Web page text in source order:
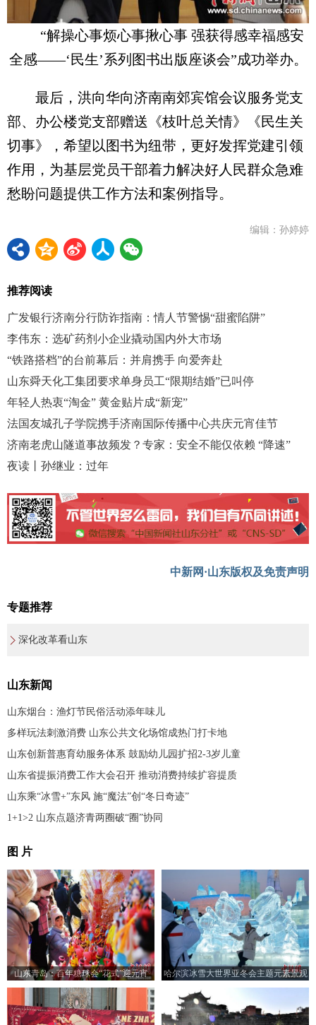
“解操心事烦心事揪心事 强获得感幸福感安
全感——‘民生’系列图书出版座谈会”成功举办。
最后，洪向华向济南南郊宾馆会议服务党支
部、办公楼党支部赠送《枝叶总关情》《民生关
切事》，希望以图书为纽带，更好发挥党建引领
作用，为基层党员干部着力解决好人民群众急难
愁盼问题提供工作方法和案例指导。
编辑：孙婷婷
推荐阅读
广发银行济南分行防诈指南：情人节警惕“甜蜜陷阱”
李伟东：选矿药剂小企业撬动国内外大市场
“铁路搭档”的台前幕后：并肩携手 向爱奔赴
山东舜天化工集团要求单身员工“限期结婚”已叫停
年轻人热衷“淘金” 黄金贴片成“新宠”
法国友城孔子学院携手济南国际传播中心共庆元宵佳节
济南老虎山隧道事故频发？专家：安全不能仅依赖 “降速”
夜读丨孙继业：过年
中新网·山东版权及免责声明
专题推荐
深化改革看山东
山东新闻
山东烟台：渔灯节民俗活动添年味儿
多样玩法刺激消费 山东公共文化场馆成热门打卡地
山东创新普惠育幼服务体系 鼓励幼儿园扩招2-3岁儿童
山东省提振消费工作大会召开 推动消费持续扩容提质
山东乘“冰雪+”东风 施“魔法”创“冬日奇迹”
1+1>2 山东点题济青两圈破“圈”协同
图 片
山东青岛：百年糖球会“花式”迎元宵
哈尔滨冰雪大世界亚冬会主题元素景观
吸引游客打卡